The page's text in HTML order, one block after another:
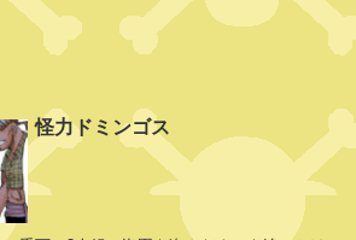
怪力ドミンゴス